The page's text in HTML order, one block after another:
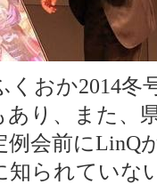
くおか2014冬
あり、また、
例会前にLinQ
知られていな